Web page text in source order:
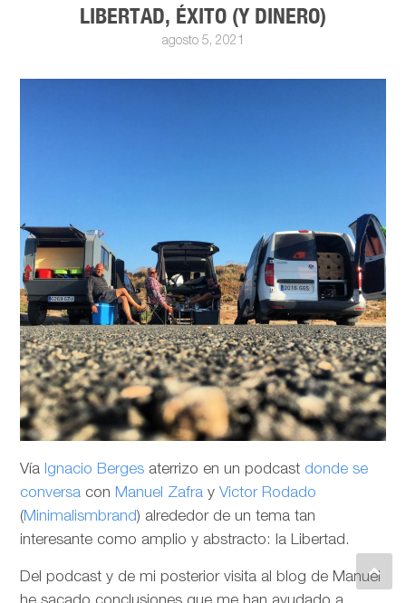
LIBERTAD, ÉXITO (Y DINERO)
agosto 5, 2021
Vía Ignacio Berges aterrizo en un podcast donde se
conversa con Manuel Zafra y Victor Rodado
(Minimalismbrand) alrededor de un tema tan
interesante como amplio y abstracto: la Libertad.
Del podcast y de mi posterior visita al blog de Manuel